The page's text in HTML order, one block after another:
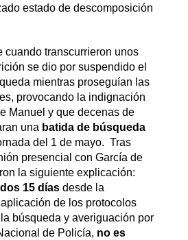
estado de descomposición
cuando transcurrieron unos
se dio por suspendido el
mientras proseguían las
provocando la indignación
Manuel y que decenas de
una batida de búsqueda
del 1 de mayo. Tras
presencial con García de
la siguiente explicación:
15 díasdesde la
de los protocolos
búsqueda y averiguación por
de Policía, no es